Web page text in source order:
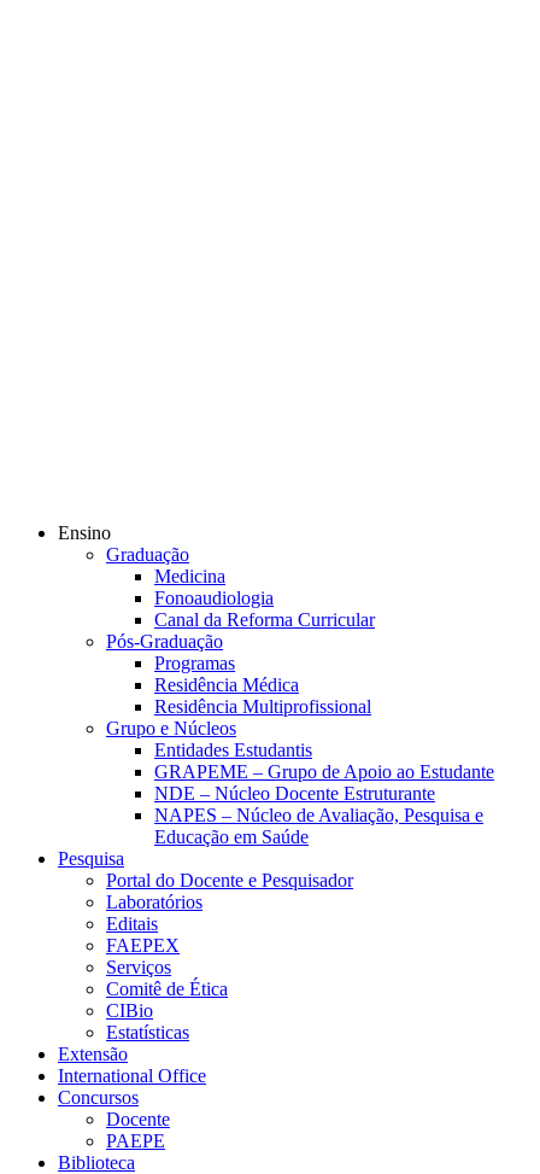
Ensino
Graduação
Medicina
Fonoaudiologia
Canal da Reforma Curricular
Pós-Graduação
Programas
Residência Médica
Residência Multiprofissional
Grupo e Núcleos
Entidades Estudantis
GRAPEME – Grupo de Apoio ao Estudante
NDE – Núcleo Docente Estruturante
NAPES – Núcleo de Avaliação, Pesquisa e
Educação em Saúde
Pesquisa
Portal do Docente e Pesquisador
Laboratórios
Editais
FAEPEX
Serviços
Comitê de Ética
CIBio
Estatísticas
Extensão
International Office
Concursos
Docente
PAEPE
Biblioteca